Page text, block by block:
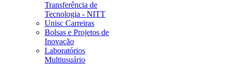
Transferência de
Tecnologia - NITT
Unisc Carreiras
Bolsas e Projetos de
Inovação
Laboratórios
Multiusuário